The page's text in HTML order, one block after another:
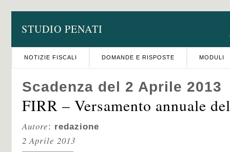
STUDIO PENATI
NOTIZIE FISCALI DOMANDE E RISPOSTE MODULI
Scadenza del 2 Aprile 2013
FIRR – Versamento annuale
Autore: redazione
2 Aprile 2013